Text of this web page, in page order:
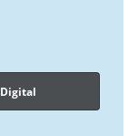
Digital